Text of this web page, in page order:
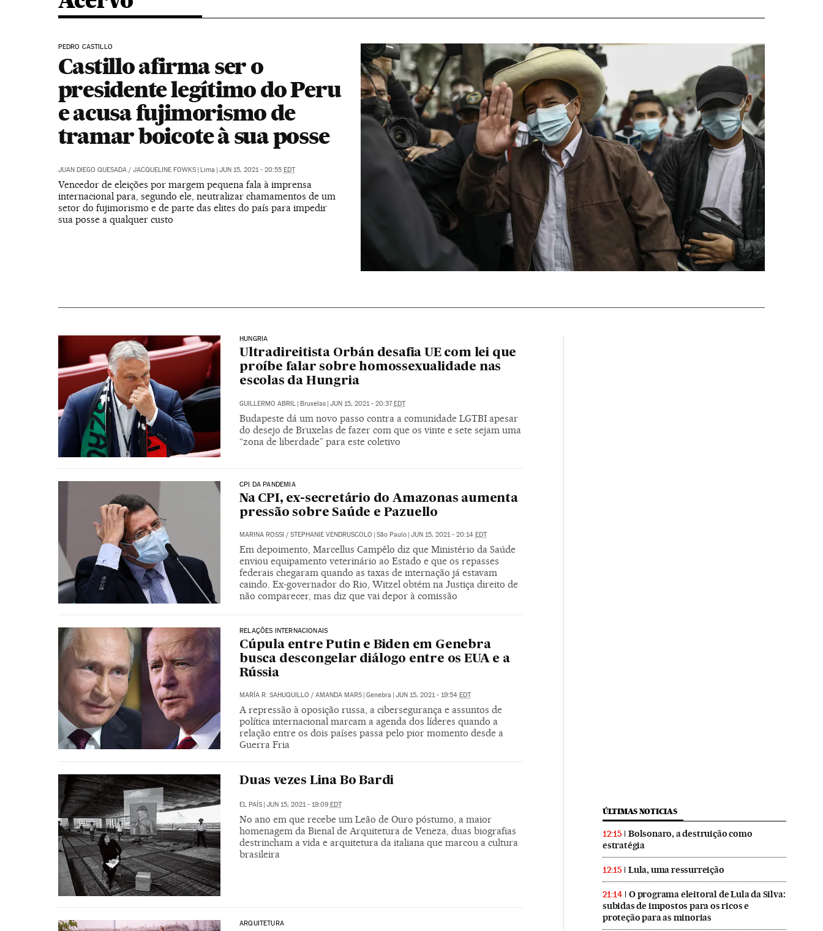
PEDRO CASTILLO
Castillo afirma ser o
presidente legítimo do Peru
e acusa fujimorismo de
tramar boicote à sua posse
JUAN DIEGO QUESADA/ JACQUELINE FOWKS | Lima | JUN 15, 2021 - 20:55 EDT
Vencedor de eleições por margem pequena fala à imprensa
internacional para, segundo ele, neutralizar chamamentos de um
setor do fujimorismo e de parte das elites do país para impedir
sua posse a qualquer custo
HUNGRIA
Ultradireitista Orbán desafia UE com lei que
proíbe falar sobre homossexualidade nas
escolas da Hungria
GUILLERMO ABRIL | Bruxelas | JUN 15, 2021 - 20:37EDT
Budapeste dá um novo passo contra a comunidade LGTBI apesar
do desejo de Bruxelas de fazer com que os vinte e sete sejam uma
“zona de liberdade” para este coletivo
CPI DA PANDEMIA
Na CPI, ex-secretário do Amazonas aumenta
pressão sobre Saúde e Pazuello
MARINA ROSSI / STEPHANIE VENDRUSCOLO São Paulo JUN 15, 2021 - 20:14 EDT
Em depoimento, Marcellus Campêlo diz que Ministério da Saúde
enviou equipamento veterinário ao Estado e que os repasses
federais chegaram quando as taxas de internação já estavam
caindo. Ex-governador do Rio, Witzel obtém na Justiça direito de
não comparecer, mas diz que vai depor à comissão
RELAÇÕES INTERNACIONAIS
Cúpula entre Putin e Biden em Genebra
busca descongelar diálogo entre os EUA e a
Rússia
MARÍA R. SAHUQUILLO / AMANDA MARS | Genebra | JUN 15, 2021 - 19:54 EDT
A repressão à oposição russa, a cibersegurança e assuntos de
política internacional marcam a agenda dos líderes quando a
relação entre os dois países passa pelo pior momento desde a
Guerra Fria
Duas vezes Lina Bo Bardi
EL PAÍS | JUN 15, 2021 - 19:09 EDT
No ano em que recebe um Leão de Ouro póstumo, a maior
homenagem da Bienal de Arquitetura de Veneza, duas biografias
destrincham a vida e arquitetura da italiana que marcou a cultura
brasileira
ARQUITETURA
ÚLTIMAS NOTICIAS
12:15
Bolsonaro, a destruição como
estratégia
12:15 Lula, uma ressurreição
21:14
O programa eleitoral de Lula da Silva:
subidas de impostos para os ricos e
proteção para as minorias